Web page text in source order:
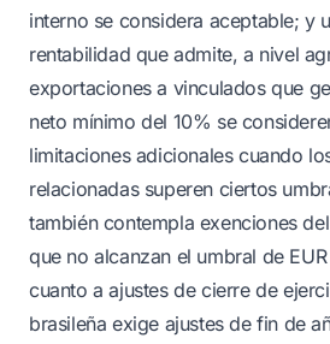
interno se considera aceptable; y
rentabilidad que admite, a nivel
exportaciones a vinculados que
neto mínimo del 10% se
limitaciones adicionales cuando
relacionadas superen ciertos
también contempla exenciones
que no alcanzan el umbral de
cuanto a ajustes de cierre de
brasileña exige ajustes de fin de